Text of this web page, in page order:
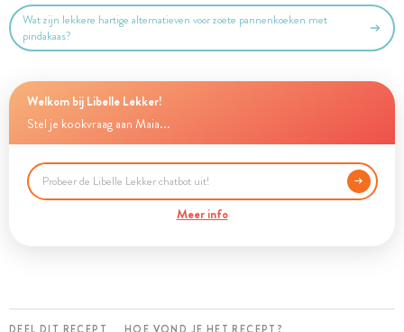
Wat zijn lekkere hartige alternatieven voor zoete pannenkoeken met
pindakaas?
Welkom bij Libelle Lekker!
Stel je kookvraag aan Maia...
Meer info